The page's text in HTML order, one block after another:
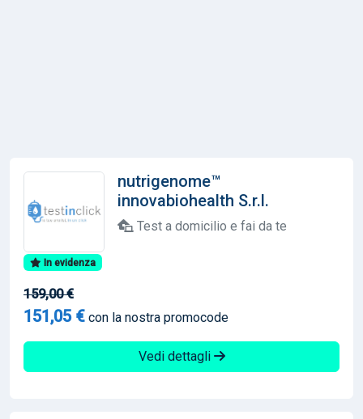
nutrigenome™
innovabiohealth S.r.l.
Test a domicilio e fai da te
In evidenza
159,00 €
151,05 € con la nostra promocode
Vedi dettagli